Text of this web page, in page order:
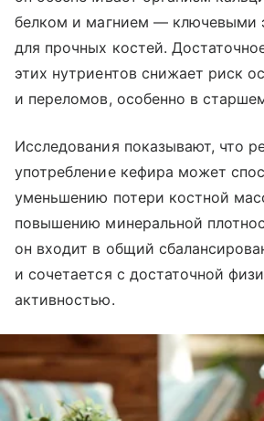
белком и магнием — ключевыми
для прочных костей.
этих нутриентов снижает риск
и переломов, особенно в
Исследования показывают, что
употребление кефира может
уменьшению потери костной
повышению минеральной
он входит в общий
и сочетается с достаточной
активностью.